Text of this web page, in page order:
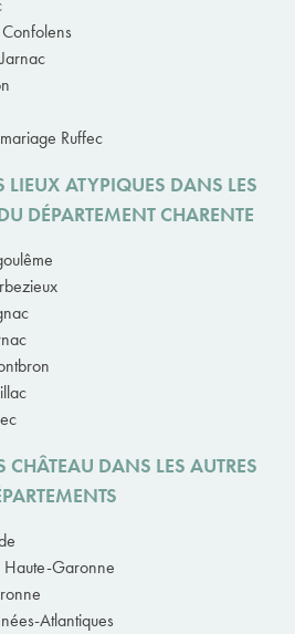
Ruffec
LIEUX ATYPIQUES DANS LES
DÉPARTEMENT CHARENTE
CHÂTEAU DANS LES AUTRES
Garonne
Atlantiques